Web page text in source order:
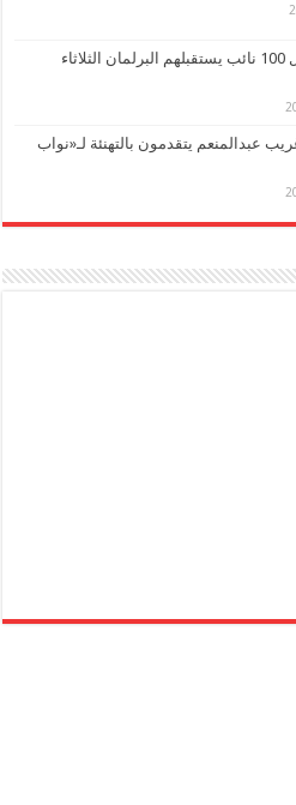
ننشر أسماء أول 100 نائب يستقبلهم البرلمان الثلاثاء
عبدالمنعم يتقدمون بالتهنئة لـ«نواب